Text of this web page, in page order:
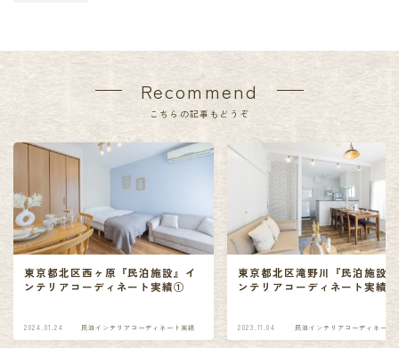
Recommend
こちらの記事もどうぞ
東京都北区西ヶ原『民泊施設』イ
ンテリアコーディネート実績①
2024.01.24 民泊インテリアコーディネート実績
東京都北区滝野川『民泊施設
ンテリアコーディネート実績
2023.11.04 民泊インテリアコーディネート